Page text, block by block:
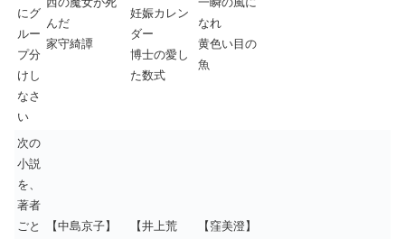
にグ
ルー
プ分
けし
なさ
い
んだ
家守綺譚
妊娠カレン
ダー
博士の愛し
た数式
なれ
黄色い目の
魚
次の
小説
を、
著者
ごと
【中島京子】
【井上荒
【窪美澄】